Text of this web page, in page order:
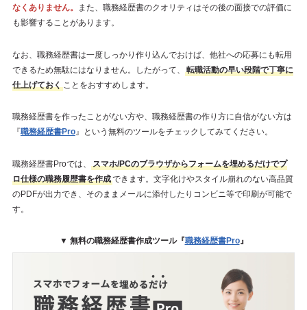
なくありません。
また、職務経歴書のクオリティはその後の面接での評価に
も影響することがあります。
なお、職務経歴書は一度しっかり作り込んでおけば、他社への応募にも転用
できるため無駄にはなりません。したがって、
転職活動の早い段階で丁寧に
仕上げておく ことをおすすめします。
職務経歴書を作ったことがない方や、職務経歴書の作り方に自信がない方は
『職務経歴書Pro』という無料のツールをチェックしてみてください。
職務経歴書Proでは、
スマホ/PCのブラウザからフォームを埋めるだけでプ
ロ仕様の職務履歴書を作成できます。文字化けやスタイル崩れのない高品質
のPDFが出力でき、そのままメールに添付したりコンビニ等で印刷が可能で
す。
▼ 無料の職務経歴書作成ツール『職務経歴書Pro』